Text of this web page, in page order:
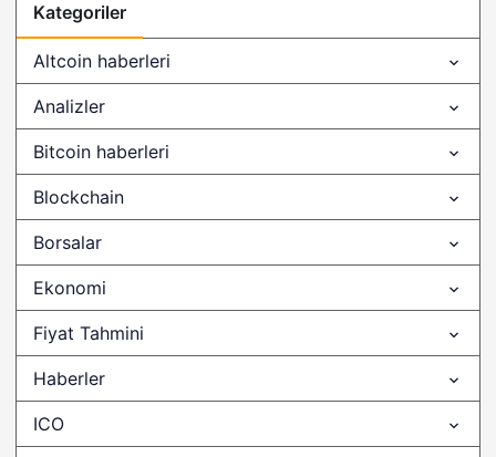
@OddStats
#globianceapp
#monstergalaxy
$ POWR
$BOXX
$EOSM18
$turbo
$WSM
$XAIC
Kategoriler
Altcoin haberleri
Analizler
Bitcoin haberleri
Blockchain
Borsalar
Ekonomi
Fiyat Tahmini
Haberler
ICO